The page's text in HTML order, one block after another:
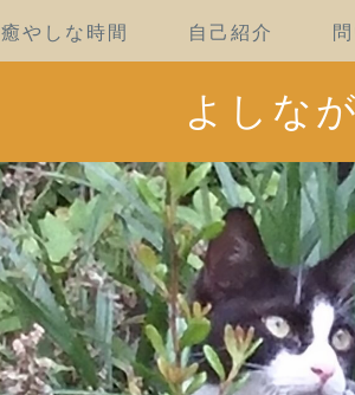
癒やしな時間 自己紹介
よしな